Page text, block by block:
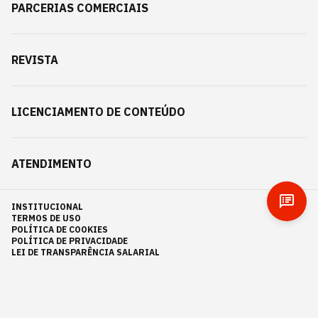
PARCERIAS COMERCIAIS
REVISTA
LICENCIAMENTO DE CONTEÚDO
ATENDIMENTO
INSTITUCIONAL
TERMOS DE USO
POLÍTICA DE COOKIES
POLÍTICA DE PRIVACIDADE
LEI DE TRANSPARÊNCIA SALARIAL